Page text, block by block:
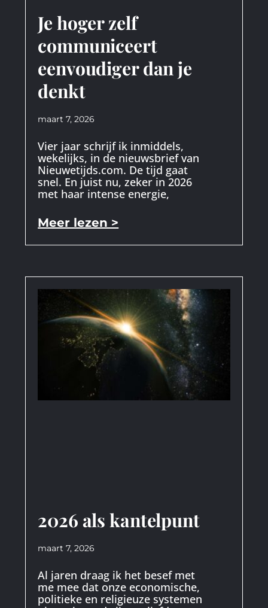
Je hoger zelf
communiceert
eenvoudiger dan je
denkt
maart 7, 2026
Vier jaar schrijf ik inmiddels,
wekelijks, in de nieuwsbrief van
Nieuwetijds.com. De tijd gaat
snel. En juist nu, zeker in 2026
met haar intense energie,
Meer lezen >
2026 als kantelpunt
maart 7, 2026
Al jaren draag ik het besef met
me mee dat onze economische,
politieke en religieuze systemen